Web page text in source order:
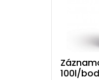
100l/